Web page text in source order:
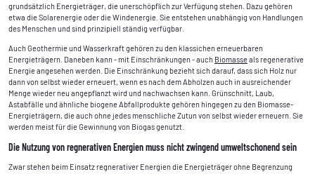
grundsätzlich Energieträger, die unerschöpflich zur Verfügung stehen. Dazu gehören
etwa die Solarenergie oder die Windenergie. Sie entstehen unabhängig von Handlungen
des Menschen und sind prinzipiell ständig verfügbar.
Auch Geothermie und Wasserkraft gehören zu den klassichen erneuerbaren
Energieträgern. Daneben kann - mit Einschränkungen - auch Biomasseals regenerative
Energie angesehen werden. Die Einschränkung bezieht sich darauf, dass sich Holz nur
dann von selbst wieder erneuert, wenn es nach dem Abholzen auch in ausreichender
Menge wieder neu angepflanzt wird und nachwachsen kann. Grünschnitt, Laub,
Astabfälle und ähnliche biogene Abfallprodukte gehören hingegen zu den Biomasse-
Energieträgern, die auch ohne jedes menschliche Zutun von selbst wieder erneuern. Sie
werden meist für die Gewinnung von Biogas genutzt.
Die Nutzung von regnerativen Energien muss nicht zwingend umweltschonend sein
Zwar stehen beim Einsatz regnerativer Energien die Energieträger ohne Begrenzung